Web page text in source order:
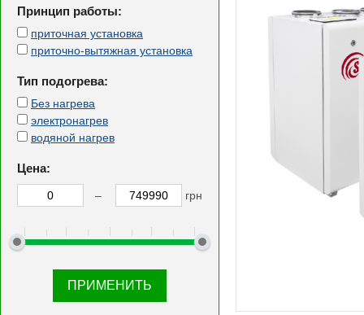
Принцип работы:
приточная установка
приточно-вытяжная установка
Тип подогрева:
Без нагрева
электронагрев
водяной нагрев
Цена:
– грн